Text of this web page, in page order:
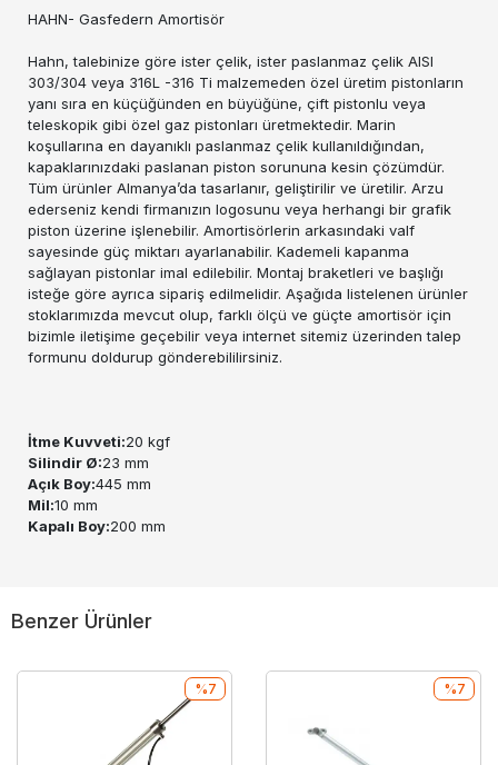
HAHN- Gasfedern Amortisör
Hahn, talebinize göre ister çelik, ister paslanmaz çelik AISI
303/304 veya 316L -316 Ti malzemeden özel üretim pistonların
yanı sıra en küçüğünden en büyüğüne, çift pistonlu veya
teleskopik gibi özel gaz pistonları üretmektedir. Marin
koşullarına en dayanıklı paslanmaz çelik kullanıldığından,
kapaklarınızdaki paslanan piston sorununa kesin çözümdür.
Tüm ürünler Almanya’da tasarlanır, geliştirilir ve üretilir. Arzu
ederseniz kendi firmanızın logosunu veya herhangi bir grafik
piston üzerine işlenebilir. Amortisörlerin arkasındaki valf
sayesinde güç miktarı ayarlanabilir. Kademeli kapanma
sağlayan pistonlar imal edilebilir. Montaj braketleri ve başlığı
isteğe göre ayrıca sipariş edilmelidir. Aşağıda listelenen ürünler
stoklarımızda mevcut olup, farklı ölçü ve güçte amortisör için
bizimle iletişime geçebilir veya internet sitemiz üzerinden talep
formunu doldurup gönderebililirsiniz.
İtme Kuvveti:20 kgf
Silindir Ø:23 mm
Açık Boy:445 mm
Mil:10 mm
Kapalı Boy:200 mm
Benzer Ürünler
%7 %7